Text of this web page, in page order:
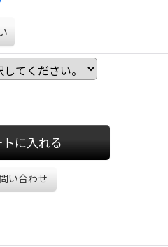
トに入れる
い合わせ